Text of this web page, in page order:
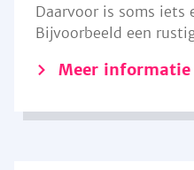
Daarvoor is soms iets
Bijvoorbeeld een
Meer informatie